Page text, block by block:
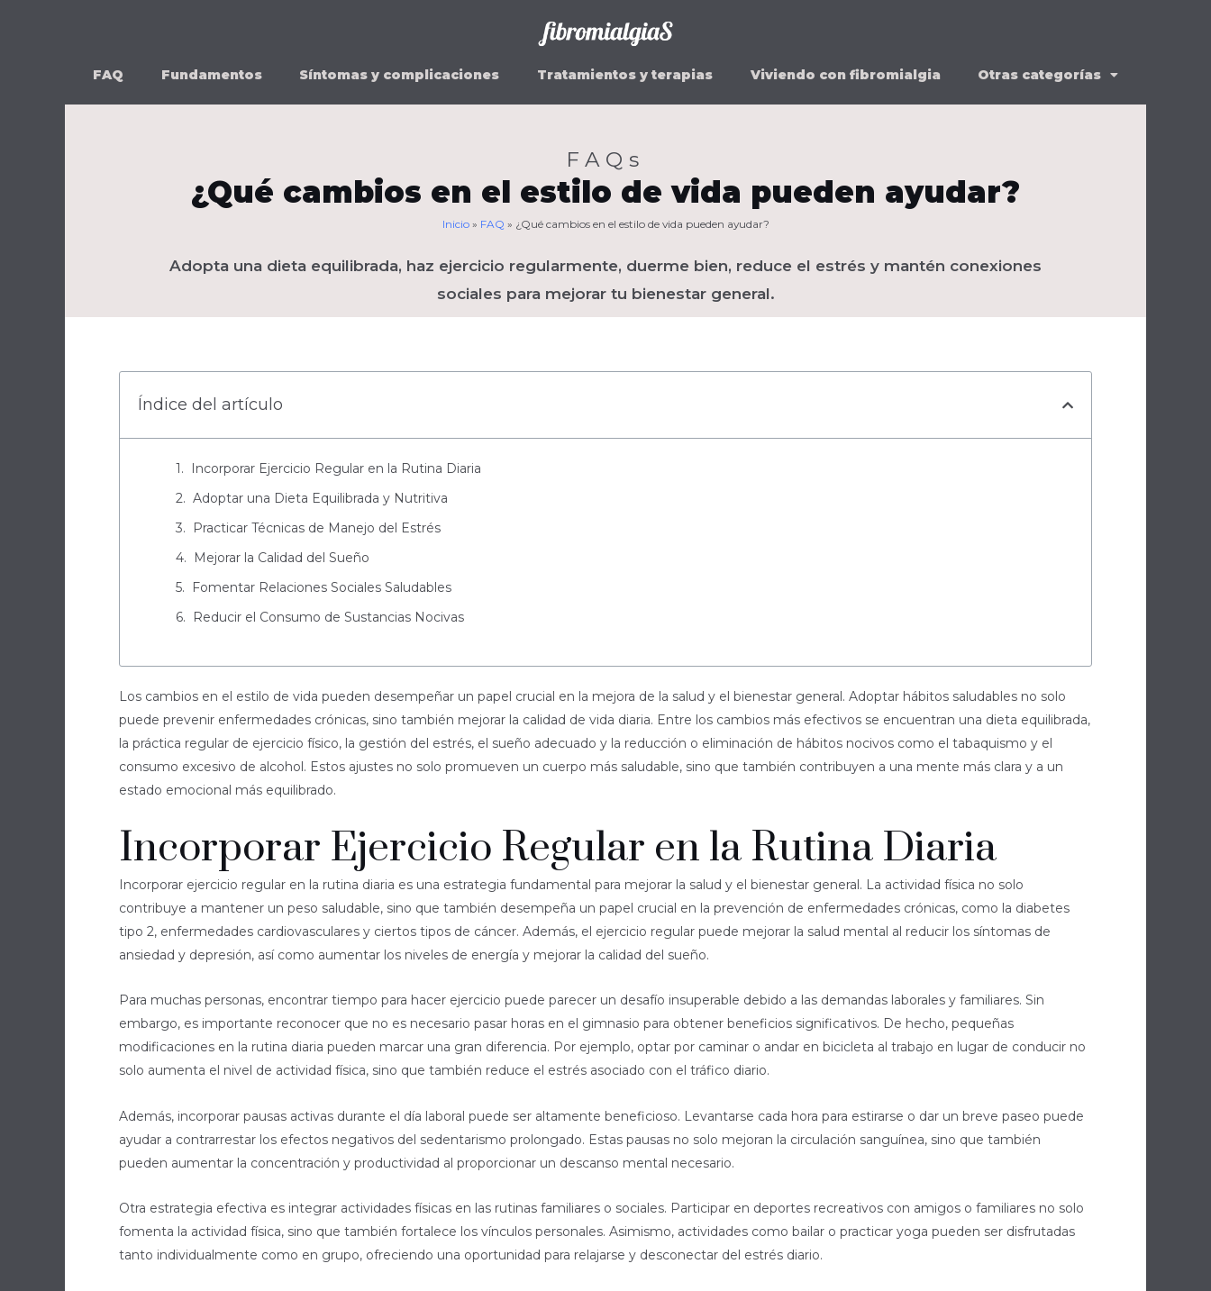
FAQ
Fundamentos Síntomas y complicaciones Tratamientos y terapias Viviendo con fibromialgia Otras categorías
FAQs
¿Qué cambios en el estilo de vida pueden ayudar?
Inicio» FAQ » ¿Qué cambios en el estilo de vida pueden ayudar?
Adopta una dieta equilibrada, haz ejercicio regularmente, duerme bien, reduce el estrés y mantén conexiones
sociales para mejorar tu bienestar general.
Índice del artículo
Incorporar Ejercicio Regular en la Rutina Diaria
Adoptar una Dieta Equilibrada y Nutritiva
Practicar Técnicas de Manejo del Estrés
Mejorar la Calidad del Sueño
Fomentar Relaciones Sociales Saludables
Reducir el Consumo de Sustancias Nocivas
Los cambios en el estilo de vida pueden desempeñar un papel crucial en la mejora de la salud y el bienestar general. Adoptar hábitos saludables no solo
puede prevenir enfermedades crónicas, sino también mejorar la calidad de vida diaria. Entre los cambios más efectivos se encuentran una dieta equilibrada,
la práctica regular de ejercicio físico, la gestión del estrés, el sueño adecuado y la reducción o eliminación de hábitos nocivos como el tabaquismo y el
consumo excesivo de alcohol. Estos ajustes no solo promueven un cuerpo más saludable, sino que también contribuyen a una mente más clara y a un
estado emocional más equilibrado.
Incorporar Ejercicio Regular en la Rutina Diaria
Incorporar ejercicio regular en la rutina diaria es una estrategia fundamental para mejorar la salud y el bienestar general. La actividad física no solo
contribuye a mantener un peso saludable, sino que también desempeña un papel crucial en la prevención de enfermedades crónicas, como la diabetes
tipo 2, enfermedades cardiovasculares y ciertos tipos de cáncer. Además, el ejercicio regular puede mejorar la salud mental al reducir los síntomas de
ansiedad y depresión, así como aumentar los niveles de energía y mejorar la calidad del sueño.
Para muchas personas, encontrar tiempo para hacer ejercicio puede parecer un desafío insuperable debido a las demandas laborales y familiares. Sin
embargo, es importante reconocer que no es necesario pasar horas en el gimnasio para obtener beneficios significativos. De hecho, pequeñas
modificaciones en la rutina diaria pueden marcar una gran diferencia. Por ejemplo, optar por caminar o andar en bicicleta al trabajo en lugar de conducir no
solo aumenta el nivel de actividad física, sino que también reduce el estrés asociado con el tráfico diario.
Además, incorporar pausas activas durante el día laboral puede ser altamente beneficioso. Levantarse cada hora para estirarse o dar un breve paseo puede
ayudar a contrarrestar los efectos negativos del sedentarismo prolongado. Estas pausas no solo mejoran la circulación sanguínea, sino que también
pueden aumentar la concentración y productividad al proporcionar un descanso mental necesario.
Otra estrategia efectiva es integrar actividades físicas en las rutinas familiares o sociales. Participar en deportes recreativos con amigos o familiares no solo
fomenta la actividad física, sino que también fortalece los vínculos personales. Asimismo, actividades como bailar o practicar yoga pueden ser disfrutadas
tanto individualmente como en grupo, ofreciendo una oportunidad para relajarse y desconectar del estrés diario.